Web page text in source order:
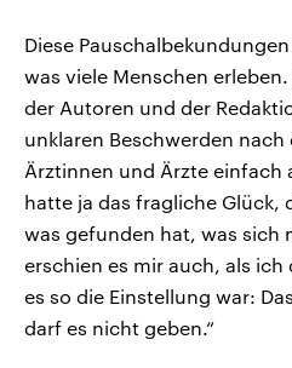
Diese
was viele Menschen
der Autoren und der
unklaren Beschwerden
Ärztinnen und Ärzte einfach
hatte ja das fragliche Glück,
was gefunden hat, was sich
erschien es mir auch, als ich
es so die Einstellung war:
darf es nicht geben.“